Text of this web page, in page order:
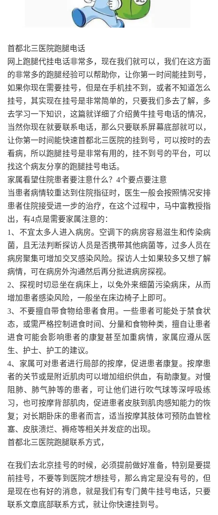
首都北三医院跑腿电话
网上跑腿代挂电话非常多，现在我们就可以，我们在这方面
的非常多的跑腿经验可以帮助你，让你第一时间能挂到号，
如果你现在需要挂号，但是在手机挂不到，或者不知道怎么
挂号，其实现在挂号是非常简单的，只要我们多去了解，多
去学习一下知识，这篇就详细了介绍黄牛挂号电话的情况，
当然你现在就要联系电话，那么只要联系屏幕底部就可以，
让你第一时间能快速首都北三医院的挂到号，可以按时的去
看病，所以跑腿挂号是非常有用的，挂不到号的平台，可以
找这个病友分享的跑腿挂号电话。
家属看望住院患者要注意什么？4个要点要注意
当患者病情较重达到住院指征时，医生一般会按照情况安排
患者住院接受进一步的治疗，在这个过程中，马中富教授指
出，有4点是需要家属注意的：
1、不宜太多人进入病房。空调下的病房容易滋生和传染病
菌，且无法判断探访人员是否携带其他病菌等，过多人员在
病房聚集可增加交叉感染风险。探访人士如果较多又想了解
病情，可在病房外沟通然后再分批进病房探视。
2、探视时切忌坐在病床上，以免外来细菌污染病床，从而
增加患者感染风险，一般坐在床边椅子上即可。
3、不要擅自带食物给患者食用。一些患者可能处于禁食状
态，或需严格控制进食时间、分量和食物种类，擅自让患者
进食可能会影响患者的康复甚至加重病情，家属应遵从医
生、护士、护工的建议。
4、家属可对患者进行局部的按摩，促进患者康复。按摩患
者的关节或是附近肌肉可以增加组织供血，有助康复。对慢
阻肺、肺气肿等的患者，可让他们进行吹气球等深呼吸练
习，也可按摩背部肌肉，促进患者皮肤到肌肉感知能力的恢
复；对长期卧床的患者而言，适当按摩其肢体可预防血管栓
塞、皮肤溃烂、褥疮等相关并发症的出现。
首都北三医院跑腿联系方式，
在我们去北京挂号的时候，必须提前做好准备，特别是要提
前挂号，不要等到医院才想挂号，那么肯定是没有号的，但
是现在也有好的消息，就是我们有专门黄牛挂号电话，只要
联系文章底部联系方式，就让你快速挂到号。